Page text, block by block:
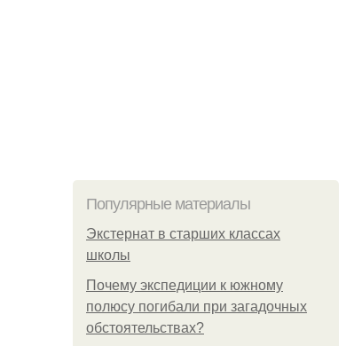
Популярные материалы
Экстернат в старших классах
школы
Почему экспедиции к южному
полюсу погибали при загадочных
обстоятельствах?